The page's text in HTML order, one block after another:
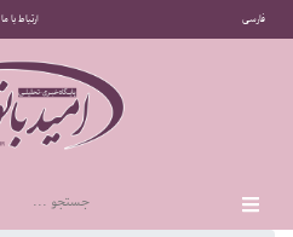
فارسی ارتباط با ما